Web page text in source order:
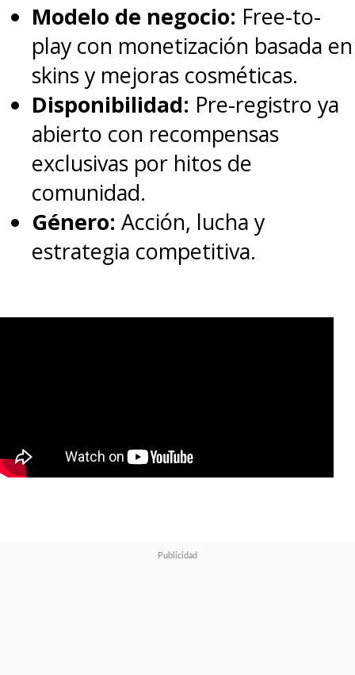
historia del antihéroe que, hasta
ese momento, nadie conocía
realmente.
Por ahora, pueden revivir todos
los episodios de la primera
temporada dePeacemaker
Max.
Modelo de negocio: Free-to-
play con monetización basada en
skins y mejoras cosméticas.
Disponibilidad: Pre-registro ya
abierto con recompensas
exclusivas por hitos de
comunidad.
Género: Acción, lucha y
estrategia competitiva.